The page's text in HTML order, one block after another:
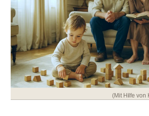
(Mit Hilfe von